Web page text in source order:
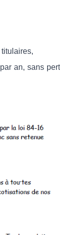
an, sans